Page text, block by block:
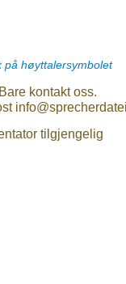
på høyttalersymbolet
kontakt oss.
tilgjengelig